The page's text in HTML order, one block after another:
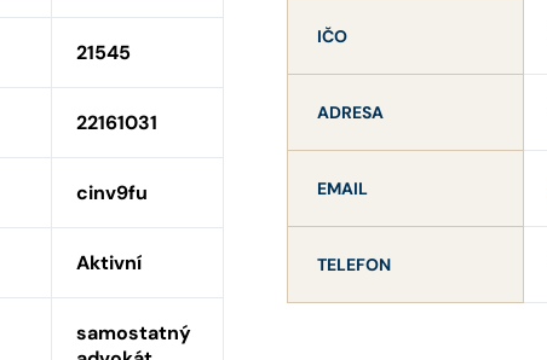
21545
22161031
cinv9fu
Aktivní
samostatný
IČO
ADRESA
EMAIL
TELEFON